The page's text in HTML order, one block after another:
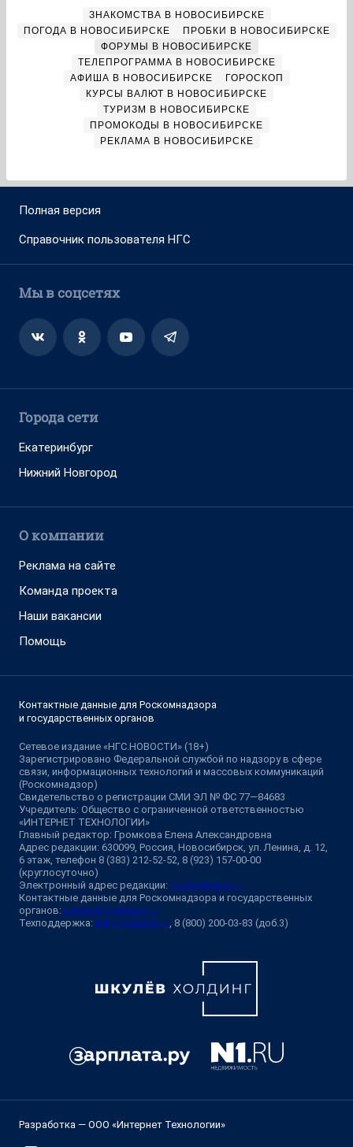
ЗНАКОМСТВА В НОВОСИБИРСКЕ
ПОГОДА В НОВОСИБИРСКЕ
ПРОБКИ В НОВОСИБИРСКЕ
ФОРУМЫ В НОВОСИБИРСКЕ
ТЕЛЕПРОГРАММА В НОВОСИБИРСКЕ
АФИША В НОВОСИБИРСКЕ
ГОРОСКОП
КУРСЫ ВАЛЮТ В НОВОСИБИРСКЕ
ТУРИЗМ В НОВОСИБИРСКЕ
ПРОМОКОДЫ В НОВОСИБИРСКЕ
РЕКЛАМА В НОВОСИБИРСКЕ
Полная версия
Справочник пользователя НГС
Мы в соцсетях
Города сети
Екатеринбург
Нижний Новгород
О компании
Реклама на сайте
Команда проекта
Наши вакансии
Помощь
Контактные данные для Роскомнадзора
и государственных органов
Сетевое издание «НГС.НОВОСТИ» (18+)
Зарегистрировано Федеральной службой по надзору в сфере
связи, информационных технологий и массовых коммуникаций
(Роскомнадзор)
Свидетельство о регистрации СМИ ЭЛ № ФС 77—84683
Учредитель: Общество с ограниченной ответственностью
«ИНТЕРНЕТ ТЕХНОЛОГИИ»
Главный редактор: Громкова Елена Александровна
Адрес редакции: 630099, Россия, Новосибирск, ул. Ленина, д. 12,
6 этаж, телефон 8 (383) 212-52-52, 8 (923) 157-00-00
(круглосуточно)
Электронный адрес редакции: ngs@shkulev.ru
Контактные данные для Роскомнадзора и государственных
органов: juristnsk@shkulev.ru
Техподдержка: help@shkulev.ru, 8 (800) 200-03-83 (доб.3)
Разработка — ООО «Интернет Технологии»